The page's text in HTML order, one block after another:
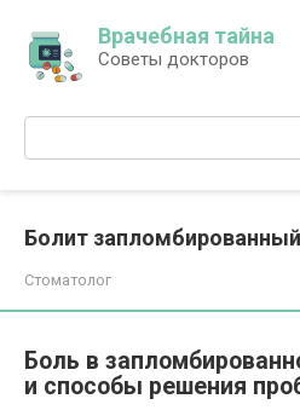
контенту
Врачебная тайна
Советы докторов
Поиск:
Болит запломбированный
Стоматолог
Боль в
и способы решения